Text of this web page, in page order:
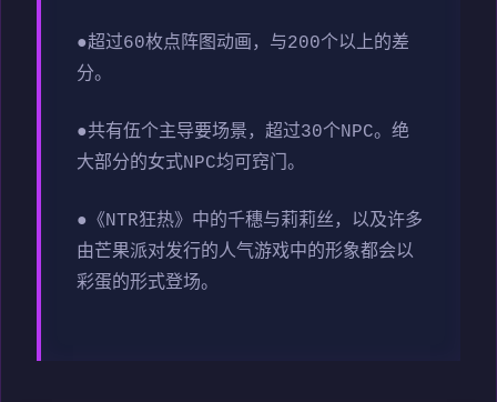
●超过60枚点阵图动画，与200个以上的差
分。
●共有伍个主导要场景，超过30个NPC。绝
大部分的女式NPC均可窍门。
●《NTR狂热》中的千穗与莉莉丝，以及许多
由芒果派对发行的人气游戏中的形象都会以
彩蛋的形式登场。